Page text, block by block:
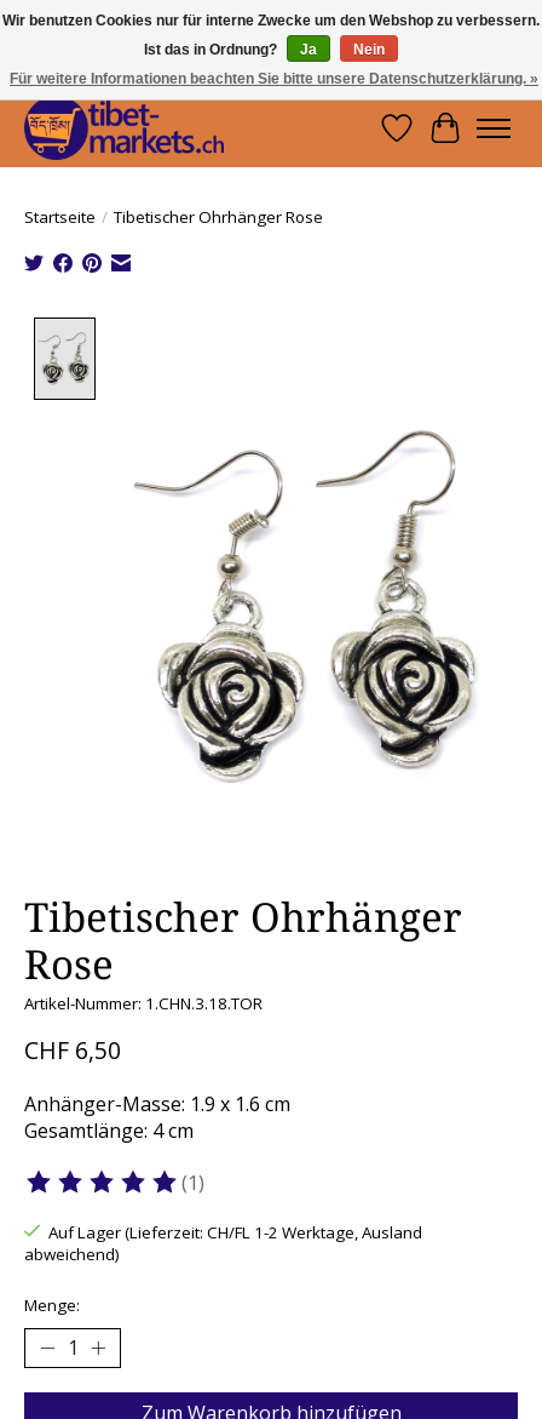
Handwerkskunst vom Dach der Welt.
Holen Sie sich ein Stück Tibet.
Wunschzettel
Ihr
Startseite / Tibetischer Ohrhänger Rose
Tibetischer Ohrhänger
Rose
Artikel-Nummer: 1.CHN.3.18.TOR
CHF 6,50
Anhänger-Masse: 1.9 x 1.6 cm
Gesamtlänge: 4 cm
Die Bewertung dieses Produkts ist
(1)
Auf Lager (Lieferzeit: CH/FL 1-2 Werktage, Ausland
abweichend)
Menge:
Zum Warenkorb hinzufügen
Wir benutzen Cookies nur für interne Zwecke um den Webshop zu verbessern.
Ist das in Ordnung?
Ja
Nein
Für weitere Informationen beachten Sie bitte unsere Datenschutzerklärung. »